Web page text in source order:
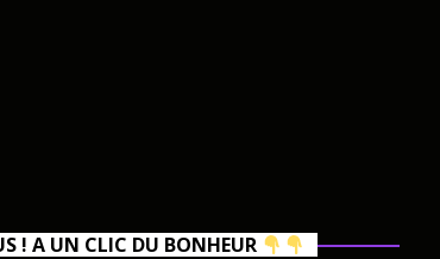
! A UN CLIC DU BONHEUR